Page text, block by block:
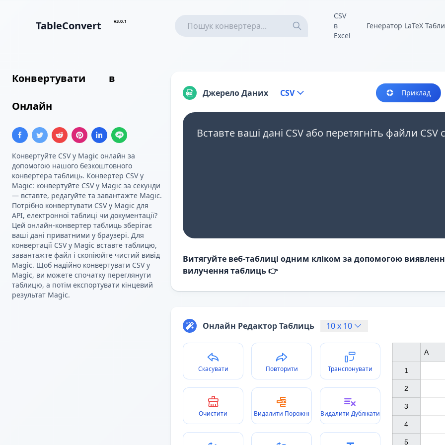
TableConvert v3.0.1
CSV
в
Excel
Генератор LaTeX
Конвертувати
в
Онлайн
Конвертуйте CSV у Magic онлайн за
допомогою нашого безкоштовного
конвертера таблиць. Конвертер CSV у
Magic: конвертуйте CSV у Magic за секунди
— вставте, редагуйте та завантажте Magic.
Потрібно конвертувати CSV у Magic для
API, електронної таблиці чи документації?
Цей онлайн-конвертер таблиць зберігає
ваші дані приватними у браузері. Для
конвертації CSV у Magic вставте таблицю,
завантажте файл і скопіюйте чистий вивід
Magic. Щоб надійно конвертувати CSV у
Magic, ви можете спочатку переглянути
таблицю, а потім експортувати кінцевий
результат Magic.
Джерело Даних CSV Приклад
Вставте ваші дані CSV або перетягніть файли CSV
Витягуйте веб-таблиці одним кліком за допомогою
вилучення таблиць 👉
Онлайн Редактор Таблиць 10x 10
Скасувати Повторити Транспонувати
Очистити Видалити Порожні Видалити Дублікати
1
2
3
4
5
A